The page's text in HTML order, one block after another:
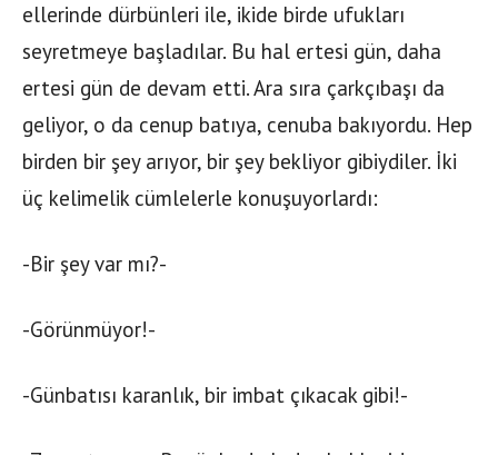
ellerinde dürbünleri ile, ikide birde ufukları
seyretmeye başladılar. Bu hal ertesi gün, daha
ertesi gün de devam etti. Ara sıra çarkçıbaşı da
geliyor, o da cenup batıya, cenuba bakıyordu. Hep
birden bir şey arıyor, bir şey bekliyor gibiydiler. İki
üç kelimelik cümlelerle konuşuyorlardı:
-Bir şey var mı?-
-Görünmüyor!-
-Günbatısı karanlık, bir imbat çıkacak gibi!-